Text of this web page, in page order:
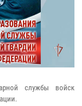
службы войск